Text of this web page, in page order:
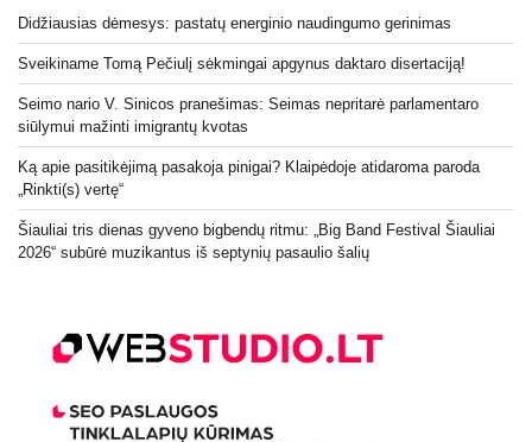
Didžiausias dėmesys: pastatų energinio naudingumo gerinimas
Sveikiname Tomą Pečiulį sėkmingai apgynus daktaro disertaciją!
Seimo nario V. Sinicos pranešimas: Seimas nepritarė parlamentaro
siūlymui mažinti imigrantų kvotas
Ką apie pasitikėjimą pasakoja pinigai? Klaipėdoje atidaroma paroda
„Rinkti(s) vertę“
Šiauliai tris dienas gyveno bigbendų ritmu: „Big Band Festival Šiauliai
2026“ subūrė muzikantus iš septynių pasaulio šalių